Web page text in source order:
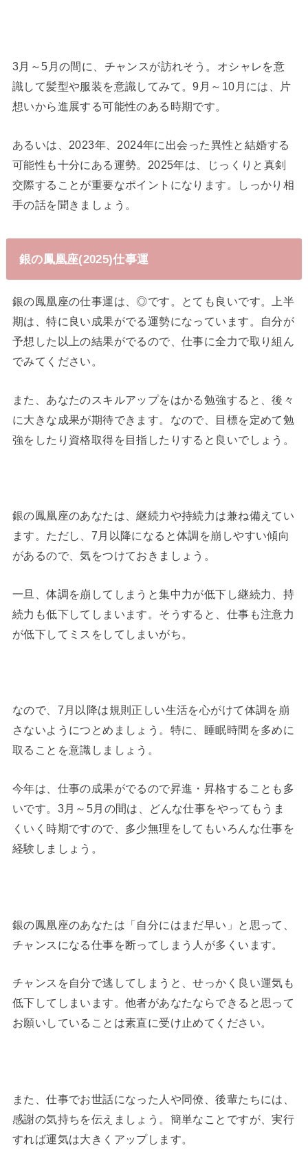
3月～5月の間に、チャンスが訪れそう。オシャレを意
識して髪型や服装を意識してみて。9月～10月には、片
想いから進展する可能性のある時期です。
あるいは、2023年、2024年に出会った異性と結婚する
可能性も十分にある運勢。2025年は、じっくりと真剣
交際することが重要なポイントになります。しっかり相
手の話を聞きましょう。
銀の鳳凰座(2025)仕事運
銀の鳳凰座の仕事運は、◎です。とても良いです。上半
期は、特に良い成果がでる運勢になっています。自分が
予想した以上の結果がでるので、仕事に全力で取り組ん
でみてください。
また、あなたのスキルアップをはかる勉強すると、後々
に大きな成果が期待できます。なので、目標を定めて勉
強をしたり資格取得を目指したりすると良いでしょう。
銀の鳳凰座のあなたは、継続力や持続力は兼ね備えてい
ます。ただし、7月以降になると体調を崩しやすい傾向
があるので、気をつけておきましょう。
一旦、体調を崩してしまうと集中力が低下し継続力、持
続力も低下してしまいます。そうすると、仕事も注意力
が低下してミスをしてしまいがち。
なので、7月以降は規則正しい生活を心がけて体調を崩
さないようにつとめましょう。特に、睡眠時間を多めに
取ることを意識しましょう。
今年は、仕事の成果がでるので昇進・昇格することも多
いです。3月～5月の間は、どんな仕事をやってもうま
くいく時期ですので、多少無理をしてもいろんな仕事を
経験しましょう。
銀の鳳凰座のあなたは「自分にはまだ早い」と思って、
チャンスになる仕事を断ってしまう人が多くいます。
チャンスを自分で逃してしまうと、せっかく良い運気も
低下してしまいます。他者があなたならできると思って
お願いしていることは素直に受け止めてください。
また、仕事でお世話になった人や同僚、後輩たちには、
感謝の気持ちを伝えましょう。簡単なことですが、実行
すれば運気は大きくアップします。